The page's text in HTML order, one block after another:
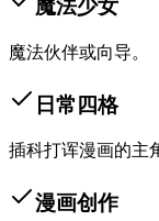
魔法少女
魔法伙伴或向导。
日常四格
插科打诨漫画的主
漫画创作